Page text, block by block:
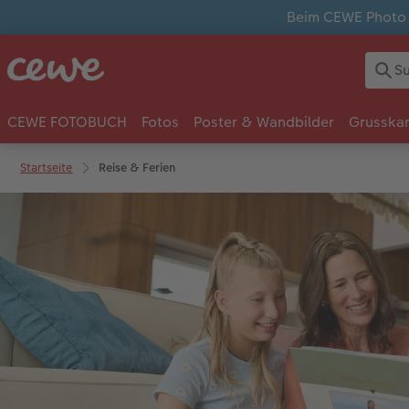
Beim CEWE
CEWE FOTOBUCH Fotos Poster & Wandbilder
Startseite Reise & Ferien